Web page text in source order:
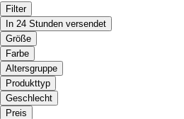
Filter
In 24 Stunden versendet
Größe
Farbe
Altersgruppe
Produkttyp
Geschlecht
Preis